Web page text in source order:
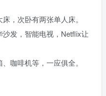
，次卧有两张单人床。
发，智能电视，Netflix让
咖啡机等，一应俱全。